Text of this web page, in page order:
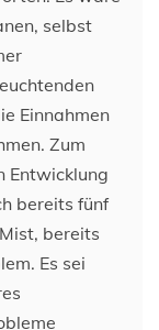
selbst
Einnahmen
Zum
Entwicklung
bereits fünf
bereits
Es sei